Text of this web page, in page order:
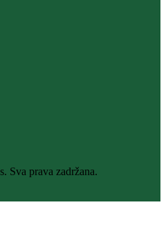
Sva prava zadržana.